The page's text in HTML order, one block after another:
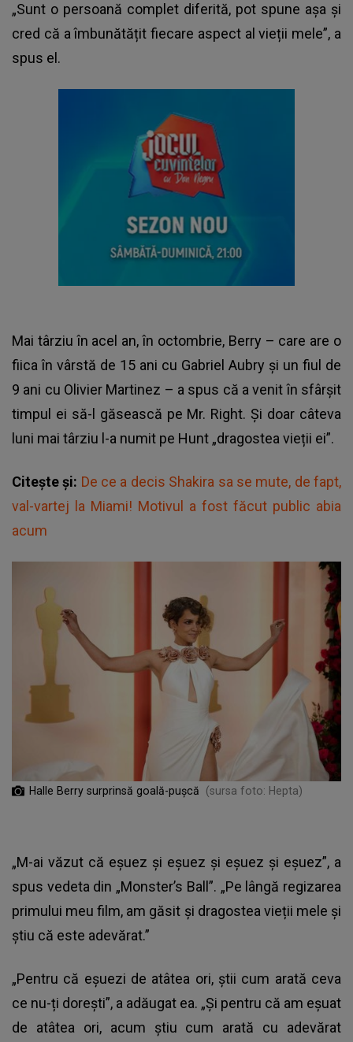
„Sunt o persoană complet diferită, pot spune așa și
cred că a îmbunătățit fiecare aspect al vieții mele”, a
spus el.
Mai târziu în acel an, în octombrie, Berry – care are o
fiica în vârstă de 15 ani cu Gabriel Aubry și un fiul de
9 ani cu Olivier Martinez – a spus că a venit în sfârșit
timpul ei să-l găsească pe Mr. Right. Și doar câteva
luni mai târziu l-a numit pe Hunt „dragostea vieții ei”.
Citește și: De ce a decis Shakira sa se mute, de fapt,
val-vartej la Miami! Motivul a fost făcut public abia
acum
Halle Berry surprinsă goală-pușcă (sursa foto: Hepta)
„M-ai văzut că eșuez și eșuez și eșuez și eșuez”, a
spus vedeta din „Monster’s Ball”. „Pe lângă regizarea
primului meu film, am găsit și dragostea vieții mele și
știu că este adevărat.”
„Pentru că eșuezi de atâtea ori, știi cum arată ceva
ce nu-ți dorești”, a adăugat ea. „Și pentru că am eșuat
de atâtea ori, acum știu cum arată cu adevărat